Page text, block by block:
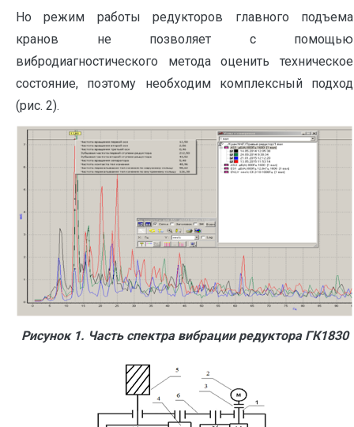
Но режим работы редукторов главного подъема
кранов не позволяет с помощью
вибродиагностического метода оценить техническое
состояние, поэтому необходим комплексный подход
(рис. 2).
Рисунок 1. Часть спектра вибрации редуктора ГК1830